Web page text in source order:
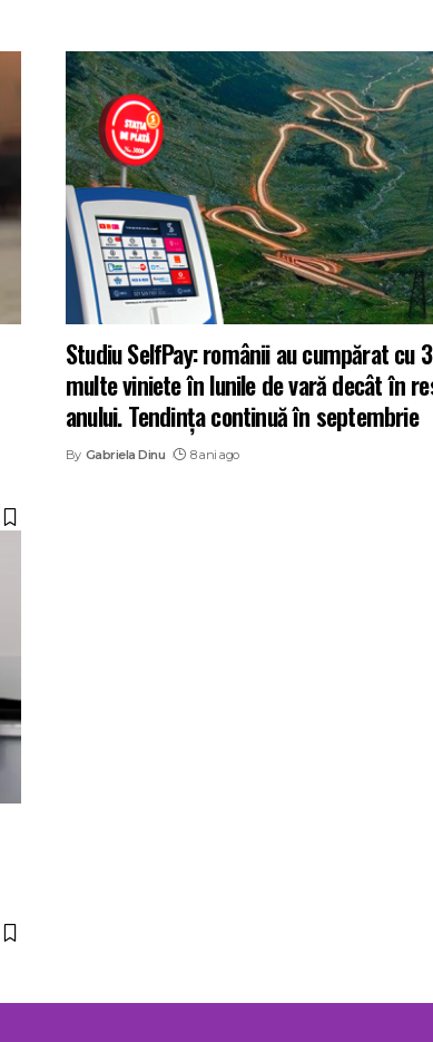
Studiu SelfPay: românii au cumpărat cu
multe viniete în lunile de vară decât în
anului. Tendința continuă în septembrie
By Gabriela Dinu 8 ani ago